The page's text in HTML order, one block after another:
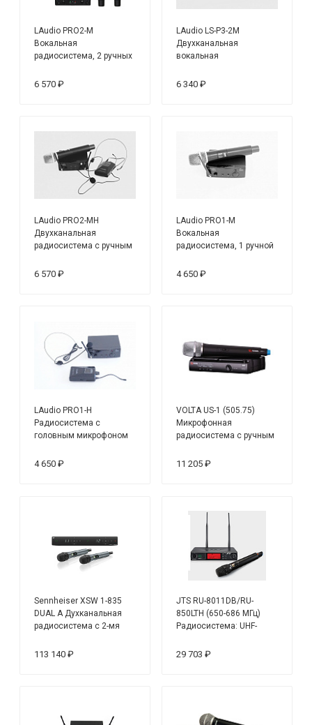
LAudio PRO2-M
Вокальная
радиосистема, 2 ручных
6 570 ₽
LAudio LS-P3-2M
Двухканальная
вокальная
передатчика
6 340 ₽
LAudio PRO2-MH
Двухканальная
радиосистема с ручным
головным микрофоном
6 570 ₽
LAudio PRO1-M
Вокальная
радиосистема, 1 ручной
4 650 ₽
LAudio PRO1-H
Радиосистема с
головным микрофоном
4 650 ₽
VOLTA US-1 (505.75)
Микрофонная
радиосистема с ручным
микрофоном UHF
Plug&play.
11 205 ₽
Sennheiser XSW 1-835
DUAL A Духканальная
радиосистема с 2-мя
113 140 ₽
JTS RU-8011DB/RU-
850LTH (650-686 МГц)
Радиосистема: UHF-
с ручным передатчиком
29 703 ₽